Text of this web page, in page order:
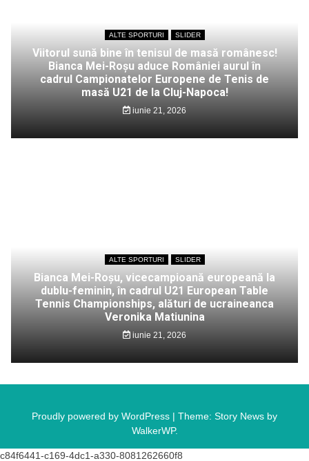
ALTE SPORTURI SLIDER
Viitorul sună bine în tenisul de masă românesc!
Bianca Mei-Roșu aduce României aurul în
cadrul Campionatelor Europene de Tenis de
masă U21 de la Cluj-Napoca!
iunie 21, 2026
ALTE SPORTURI SLIDER
Bianca Mei-Roșu, vicecampioană europeană la
dublu-feminin, în cadrul U21 European Table
Tennis Championships, alături de ucraineanca
Veronika Matiunina
iunie 21, 2026
Proudly powered by WordPress | Theme: Story News by
WalkerWP.
c84f6441-c169-4dc1-a330-8081262660f8